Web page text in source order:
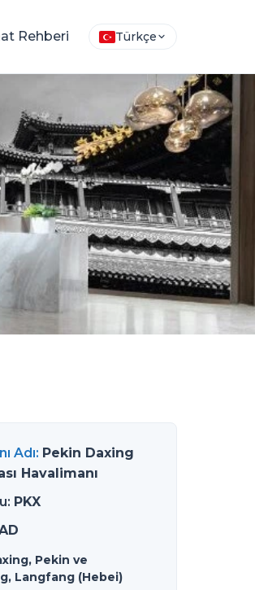
Rehberi Türkçe
Adı: Pekin Daxing
Havalimanı
: PKX
Pekin ve
Langfang (Hebei)